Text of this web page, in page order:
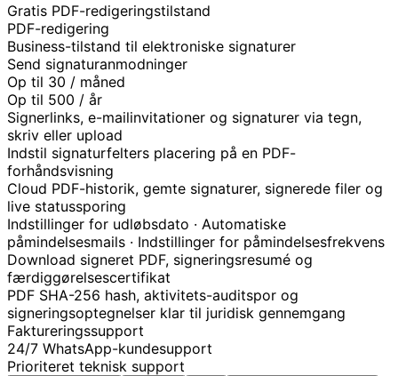
Gratis PDF-redigeringstilstand
PDF-redigering
Business-tilstand til elektroniske signaturer
Send signaturanmodninger
Op til 30 / måned
Op til 500 / år
Signerlinks, e-mailinvitationer og signaturer via tegn,
skriv eller upload
Indstil signaturfelters placering på en PDF-
forhåndsvisning
Cloud PDF-historik, gemte signaturer, signerede filer og
live statussporing
Indstillinger for udløbsdato · Automatiske
påmindelsesmails · Indstillinger for påmindelsesfrekvens
Download signeret PDF, signeringsresumé og
færdiggørelsescertifikat
PDF SHA-256 hash, aktivitets-auditspor og
signeringsoptegnelser klar til juridisk gennemgang
Faktureringssupport
24/7 WhatsApp-kundesupport
Prioriteret teknisk support